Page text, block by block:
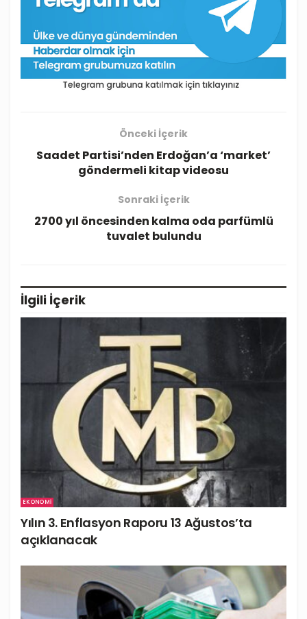
Önceki İçerik
Saadet Partisi’nden Erdoğan’a ‘market’
göndermeli kitap videosu
Sonraki İçerik
2700 yıl öncesinden kalma oda parfümlü
tuvalet bulundu
İlgili İçerik
EKONOMI
Yılın 3. Enflasyon Raporu 13 Ağustos’ta
açıklanacak